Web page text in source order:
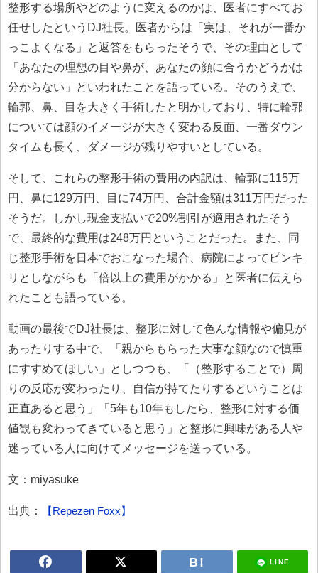
整形する場所やどのように変えるのかは、医者にすべてお
任せしたというDJ社長。医者からは「実は、それが一番か
っこよくなる」と返答をもらったそうで、その理由として
「あなたの理想の目や鼻が、あなたの顔に合うかどうかは
分からない」といわれたことを語っている。そのうえで、
輪郭、鼻、目を大きく手術したと明かしており、特に輪郭
については顔のイメージが大きく変わる反面、一番ダウン
タイムも長く、ダメージが残りやすいとしている。
そして、これらの整形手術の費用の内訳は、輪郭に115万
円、鼻に129万円、目に74万円、合計金額は311万円だった
そうだ。しかし現金支払いで20%割引が適用されたそう
で、最終的な費用は248万円ということだった。また、同
じ整形手術を日本でおこなった場合、病院によってピンキ
リとしながらも「倍以上の費用がかかる」と医者に伝えら
れたことも語っている。
動画の最後でDJ社長は、整形に対して色んな情報や偏見が
あったりする中で、「親からもらった大事な顔なので慎重
にすすめてほしい」としつつも、「（整形することで）周
りの反応が変わったり、自信が持てたりするということは
正直あると思う」「5年も10年もしたら、整形に対する価
値観も変わってきていると思う」と整形に興味がある人や
迷っている人に向けてメッセージを送っている。
文：miyasuke
出典： 【Repezen Foxx】
LINE